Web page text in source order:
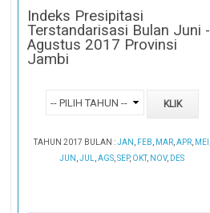
Indeks Presipitasi
Terstandarisasi Bulan Juni -
Agustus 2017 Provinsi
Jambi
TAHUN 2017 BULAN :JAN FEB MAR, APR, MEI
JUN ,JUL ,AGS ,SEP, OKT, NOV, DES